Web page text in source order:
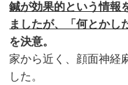
鍼が効果的という情報
ましたが、「何とかし
を決意。
家から近く、顔面神経
した。